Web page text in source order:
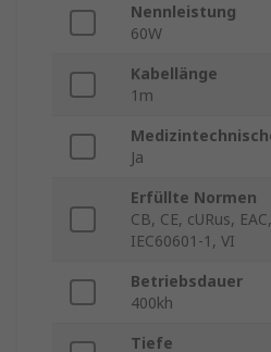
Nennleistung
60W
Kabellänge
1m
Ja
Erfüllte Normen
CB, CE, cURus,
IEC60601-1, VI
Betriebsdauer
400kh
Tiefe